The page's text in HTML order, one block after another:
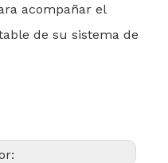
acompañar el
de su sistema de